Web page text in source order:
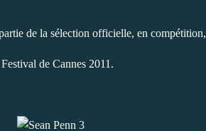
de la sélection officielle, en compétition,
de Cannes 2011.